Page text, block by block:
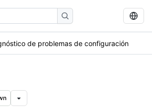
de problemas de configuración